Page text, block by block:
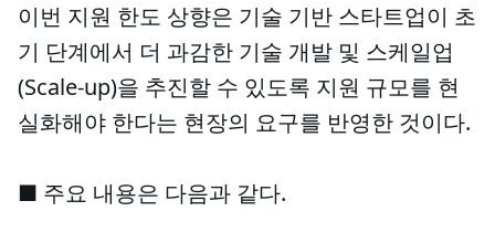
이번 지원 한도 상향은 기술 기반 스타트업이 초
기 단계에서 더 과감한 기술 개발 및 스케일업
(Scale-up)을 추진할 수 있도록 지원 규모를 현
실화해야 한다는 현장의 요구를 반영한 것이다.
■ 주요 내용은 다음과 같다.